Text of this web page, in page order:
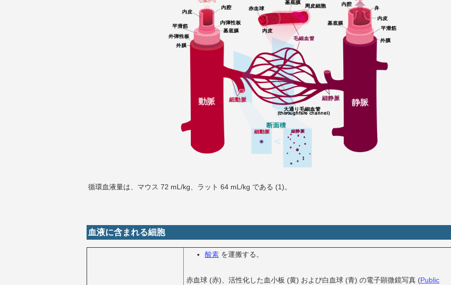
循環血液量は、マウス 72 mL/kg、ラット 64 mL/kg である (1)。
血液に含まれる細胞
酸素 を運搬する。
赤血球 (赤)、活性化した血小板 (黄) および白血球 (青) の電子顕微鏡写真 (Public